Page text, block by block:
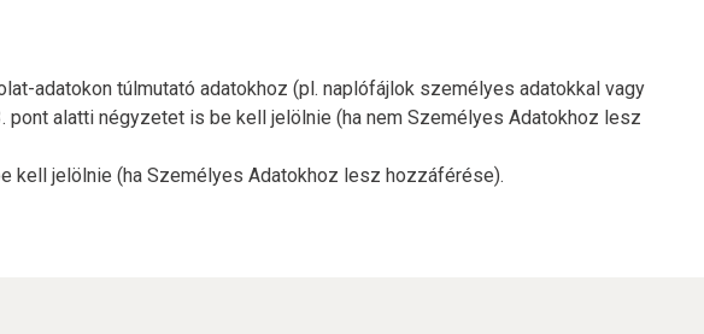
adatokon túlmutató adatokhoz (pl. naplófájlok személyes adatokkal vagy
alatti négyzetet is be kell jelölnie (ha nem Személyes Adatokhoz lesz
kell jelölnie (ha Személyes Adatokhoz lesz hozzáférése).